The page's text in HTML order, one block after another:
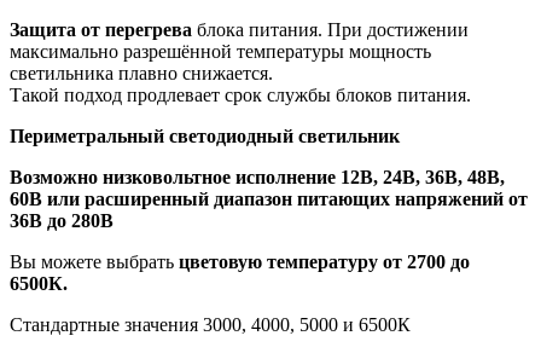
Защита от перегрева блока питания. При достижении
максимально разрешённой температуры мощность
светильника плавно снижается.
Такой подход продлевает срок службы блоков питания.
Периметральный светодиодный светильник
Возможно низковольтное исполнение 12В, 24В, 36В, 48В,
60В или расширенный диапазон питающих напряжений от
36В до 280В
Вы можете выбрать цветовую температуру от 2700 до
6500К.
Стандартные значения 3000, 4000, 5000 и 6500К